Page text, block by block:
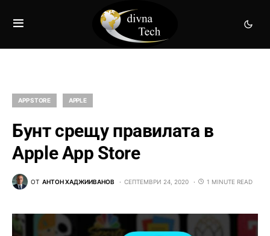
APP STORE APPLE
Бунт срещу правилата в
Apple App Store
ОТ АНТОН ХАДЖИИВАНОВ СЕПТЕМВРИ 24, 2020 1 MINUTE READ